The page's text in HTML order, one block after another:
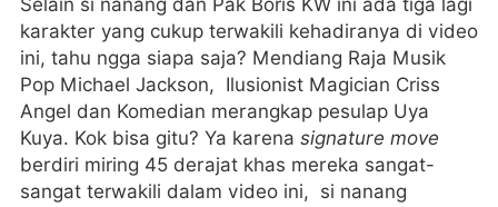
Selain si nanang dan Pak Boris KW ini ada tiga lagi
karakter yang cukup terwakili kehadiranya di video
ini, tahu ngga siapa saja? Mendiang Raja Musik
Pop Michael Jackson, Ilusionist Magician Criss
Angel dan Komedian merangkap pesulap Uya
Kuya. Kok bisa gitu? Ya karena signature move
berdiri miring 45 derajat khas mereka sangat-
sangat terwakili dalam video ini, si nanang